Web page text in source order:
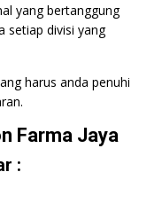
yang bertanggung
setiap divisi yang
harus anda penuhi
Farma Jaya
: